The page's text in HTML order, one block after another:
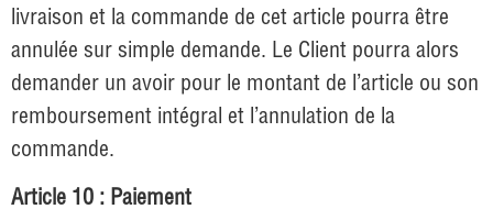
livraison et la commande de cet article pourra être
annulée sur simple demande. Le Client pourra alors
demander un avoir pour le montant de l’article ou son
remboursement intégral et l’annulation de la
commande.
Article 10 : Paiement